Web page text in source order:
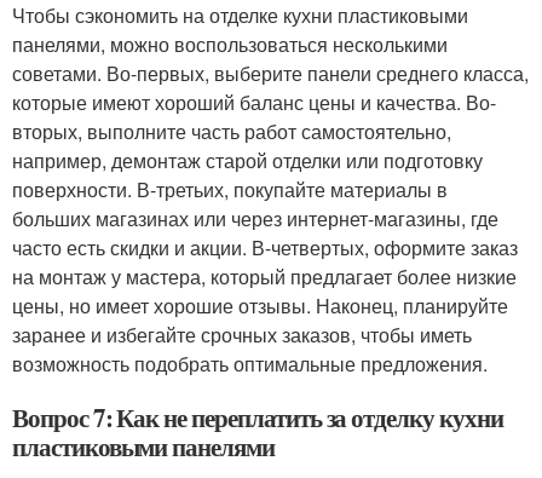
Чтобы сэкономить на отделке кухни пластиковыми
панелями, можно воспользоваться несколькими
советами. Во-первых, выберите панели среднего класса,
которые имеют хороший баланс цены и качества. Во-
вторых, выполните часть работ самостоятельно,
например, демонтаж старой отделки или подготовку
поверхности. В-третьих, покупайте материалы в
больших магазинах или через интернет-магазины, где
часто есть скидки и акции. В-четвертых, оформите заказ
на монтаж у мастера, который предлагает более низкие
цены, но имеет хорошие отзывы. Наконец, планируйте
заранее и избегайте срочных заказов, чтобы иметь
возможность подобрать оптимальные предложения.
Вопрос 7: Как не переплатить за отделку кухни
пластиковыми панелями